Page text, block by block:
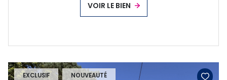
VOIR LE BIEN
EXCLUSIF NOUVEAUTÉ